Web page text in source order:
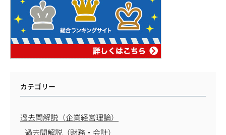
カテゴリー
過去問解説（企業経営理論）
過去問解説（財務・会計）